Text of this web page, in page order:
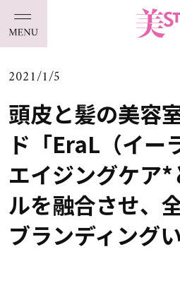
2021/1/5
頭皮と髪の美容
ド「EraL（イー
エイジングケア
ルを融合させ、
ブランディング